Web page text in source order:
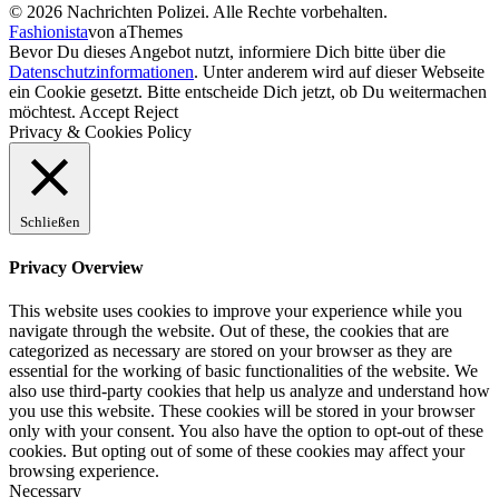
© 2026 Nachrichten Polizei. Alle Rechte vorbehalten.
Fashionistavon aThemes
Bevor Du dieses Angebot nutzt, informiere Dich bitte über die
Datenschutzinformationen. Unter anderem wird auf dieser Webseite
ein Cookie gesetzt. Bitte entscheide Dich jetzt, ob Du weitermachen
möchtest. Accept Reject
Privacy & Cookies Policy
Schließen
Privacy Overview
This website uses cookies to improve your experience while you
navigate through the website. Out of these, the cookies that are
categorized as necessary are stored on your browser as they are
essential for the working of basic functionalities of the website. We
also use third-party cookies that help us analyze and understand how
you use this website. These cookies will be stored in your browser
only with your consent. You also have the option to opt-out of these
cookies. But opting out of some of these cookies may affect your
browsing experience.
Necessary